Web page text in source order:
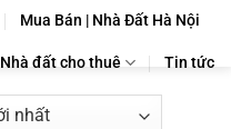
Mua Bán | Nhà Đất Hà Nội
Nhà đất cho thuê Tin tức